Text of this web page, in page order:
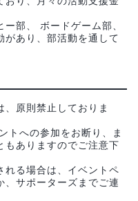
部、 ボードゲーム部、
があり、部活動を通して
原則禁止しておりま
トへの参加をお断り、ま
もありますのでご注意下
れる場合は、イベントペ
、サポーターズまでご連